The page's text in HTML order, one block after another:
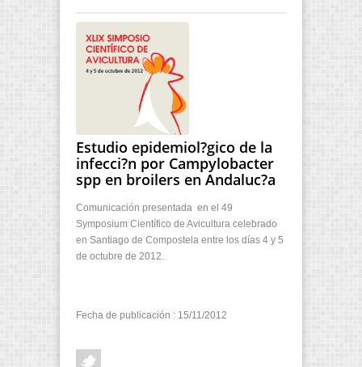
Estudio epidemiol?gico de la
infecci?n por Campylobacter
spp en broilers en Andaluc?a
Comunicación presentada en el 49
Symposium Científico de Avicultura celebrado
en Santiago de Compostela entre los días 4 y 5
de octubre de 2012.
Fecha de publicación : 15/11/2012